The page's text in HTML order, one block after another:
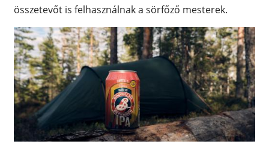
összetevőt is felhasználnak a sörfőző mesterek.